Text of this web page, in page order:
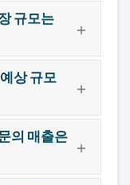
규모는
상 규모
의 매출은